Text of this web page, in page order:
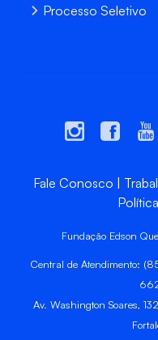
Processo Seletivo
Fale Conosco
Fundação Edson
Central de Atendimento:
Av. Washington Soares,